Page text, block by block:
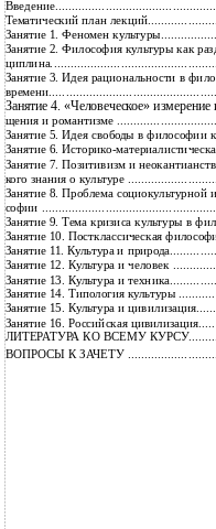
Тематический план
Занятие 1. Феномен
Занятие 2. Философия культуры как
Занятие 3. Идея рациональности в
Занятие 4. «Человеческое»
щения и романтизме
Занятие 5. Идея свободы в философии
Занятие 6. Историко-
Занятие 7. Позитивизм и
кого знания о культуре
Занятие 8. Проблема социокультурной
софии
Занятие 9. Тема кризиса культуры в
Занятие 10. Постклассическая
Занятие 11. Культура и
Занятие 12. Культура и человек
Занятие 13. Культура и
Занятие 14. Типология культуры
Занятие 15. Культура и
Занятие 16. Российская
ЛИТЕРАТУРА КО ВСЕМУ
ВОПРОСЫ К ЗАЧЕТУ